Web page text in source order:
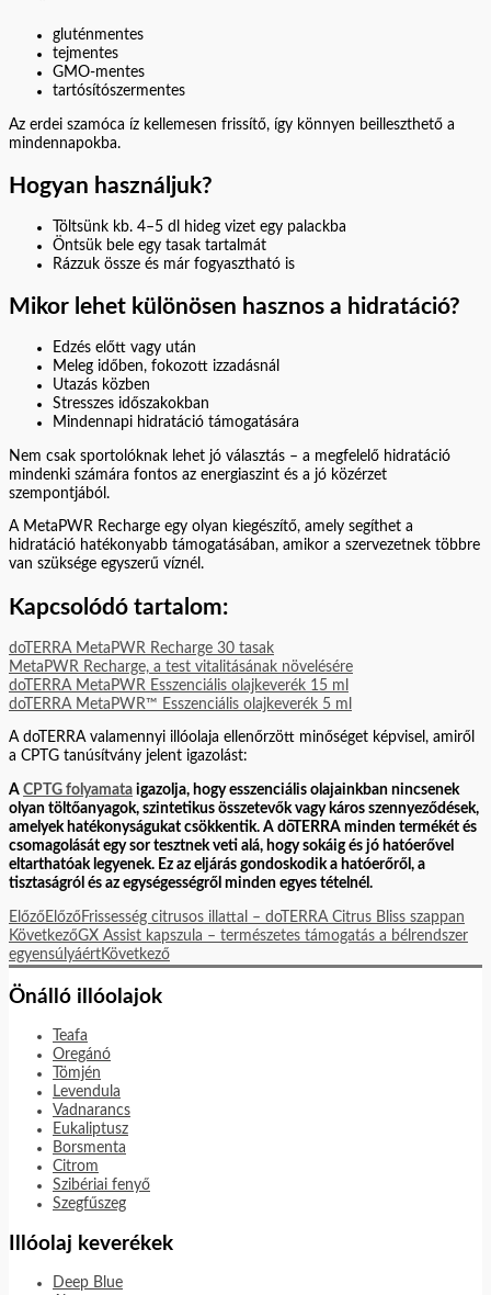
gluténmentes
tejmentes
GMO-mentes
tartósítószermentes
Az erdei szamóca íz kellemesen frissítő, így könnyen beilleszthető a
mindennapokba.
Hogyan használjuk?
Töltsünk kb. 4–5 dl hideg vizet egy palackba
Öntsük bele egy tasak tartalmát
Rázzuk össze és már fogyasztható is
Mikor lehet különösen hasznos a hidratáció?
Edzés előtt vagy után
Meleg időben, fokozott izzadásnál
Utazás közben
Stresszes időszakokban
Mindennapi hidratáció támogatására
Nem csak sportolóknak lehet jó választás – a megfelelő hidratáció
mindenki számára fontos az energiaszint és a jó közérzet
szempontjából.
A MetaPWR Recharge egy olyan kiegészítő, amely segíthet a
hidratáció hatékonyabb támogatásában, amikor a szervezetnek többre
van szüksége egyszerű víznél.
Kapcsolódó tartalom:
doTERRA MetaPWR Recharge 30 tasak
MetaPWR Recharge, a test vitalitásának növelésére
doTERRA MetaPWR Esszenciális olajkeverék 15 ml
doTERRA MetaPWR™ Esszenciális olajkeverék 5 ml
A doTERRA valamennyi illóolaja ellenőrzött minőséget képvisel, amiről
a CPTG tanúsítvány jelent igazolást:
A CPTG folyamata igazolja, hogy esszenciális olajainkban nincsenek
olyan töltőanyagok, szintetikus összetevők vagy káros szennyeződések,
amelyek hatékonyságukat csökkentik. A dōTERRA minden termékét és
csomagolását egy sor tesztnek veti alá, hogy sokáig és jó hatóerővel
eltarthatóak legyenek. Ez az eljárás gondoskodik a hatóerőről, a
tisztaságról és az egységességről minden egyes tételnél.
ElőzőElőzőFrissesség citrusos illattal – doTERRA Citrus Bliss szappan
KövetkezőGX Assist kapszula – természetes támogatás a bélrendszer
egyensúlyáértKövetkező
Önálló illóolajok
Teafa
Oregánó
Tömjén
Levendula
Vadnarancs
Eukaliptusz
Borsmenta
Citrom
Szibériai fenyő
Szegfűszeg
Illóolaj keverékek
Deep Blue